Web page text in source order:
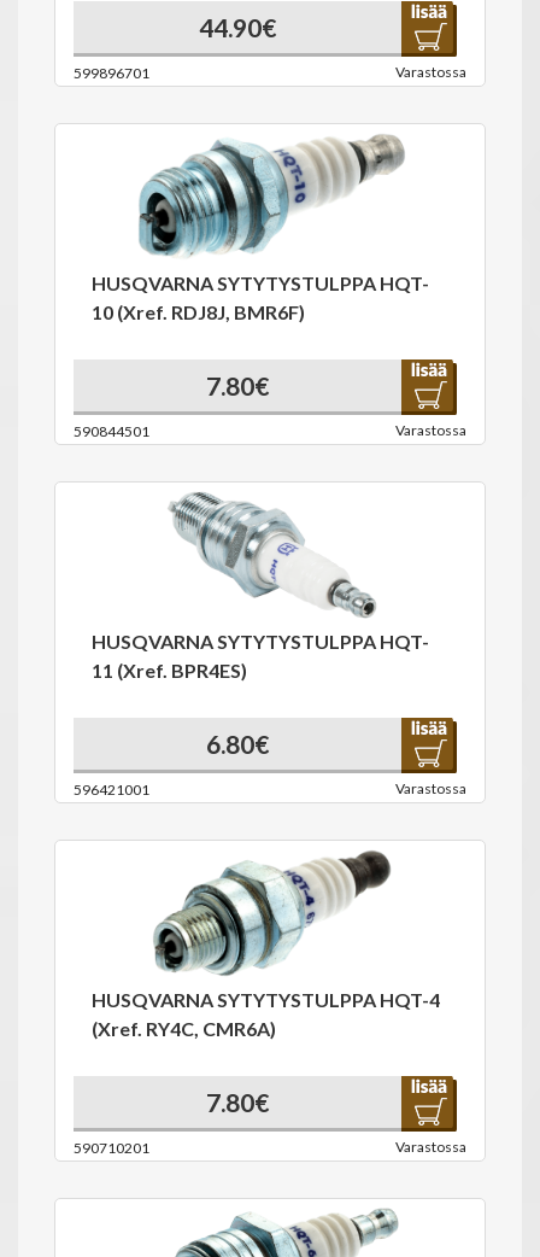
44.90€
599896701 Varastossa
HUSQVARNA SYTYTYSTULPPA HQT-
10 (Xref. RDJ8J, BMR6F)
7.80€
590844501 Varastossa
HUSQVARNA SYTYTYSTULPPA HQT-
11 (Xref. BPR4ES)
6.80€
596421001 Varastossa
HUSQVARNA SYTYTYSTULPPA HQT-4
(Xref. RY4C, CMR6A)
7.80€
590710201 Varastossa